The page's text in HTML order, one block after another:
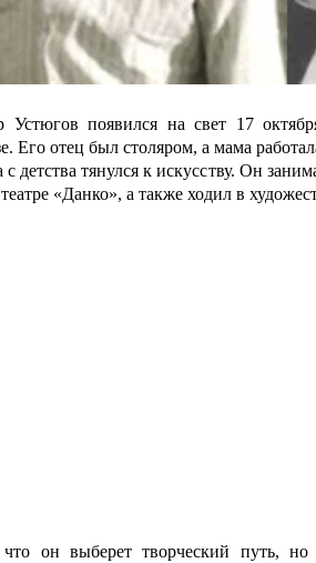
Устюгов появился на свет 17
Его отец был столяром, а мама
детства тянулся к искусству. Он
«Данко», а также ходил в
что он выберет творческий путь,